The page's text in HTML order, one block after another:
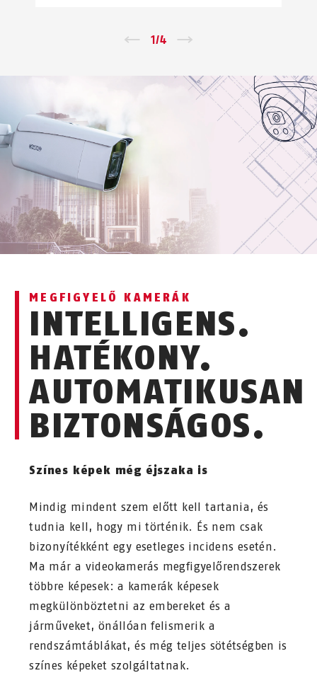
1/4
MEGFIGYELŐ KAMERÁK
INTELLIGENS.
HATÉKONY.
AUTOMATIKUSAN
BIZTONSÁGOS.
Színes képek még éjszaka is
Mindig mindent szem előtt kell tartania, és
tudnia kell, hogy mi történik. És nem csak
bizonyítékként egy esetleges incidens esetén.
Ma már a videokamerás megfigyelőrendszerek
többre képesek: a kamerák képesek
megkülönböztetni az embereket és a
járműveket, önállóan felismerik a
rendszámtáblákat, és még teljes sötétségben is
színes képeket szolgáltatnak.